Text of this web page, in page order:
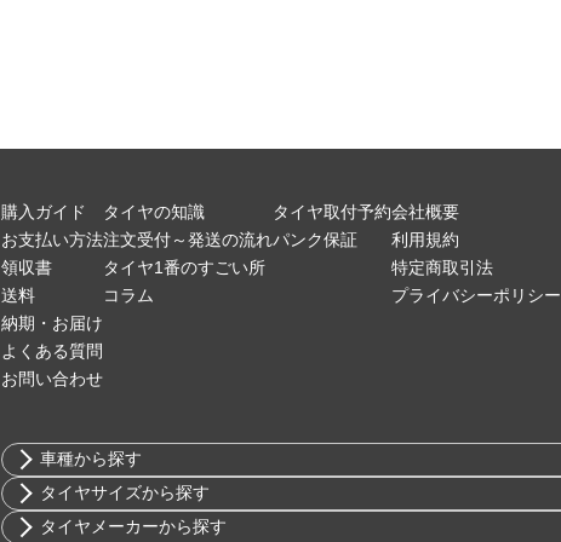
購入ガイド
お支払い方法
領収書
送料
納期・お届け
よくある質問
お問い合わせ
タイヤの知識
注文受付～発送の流れ
タイヤ1番のすごい所
コラム
タイヤ取付予約
パンク保証
会社概要
利用規約
特定商取引法
プライバシーポリシー
車種から探す
トヨタ
ニッサン
タイヤサイズから探す
10インチ
タイヤメーカーから探す